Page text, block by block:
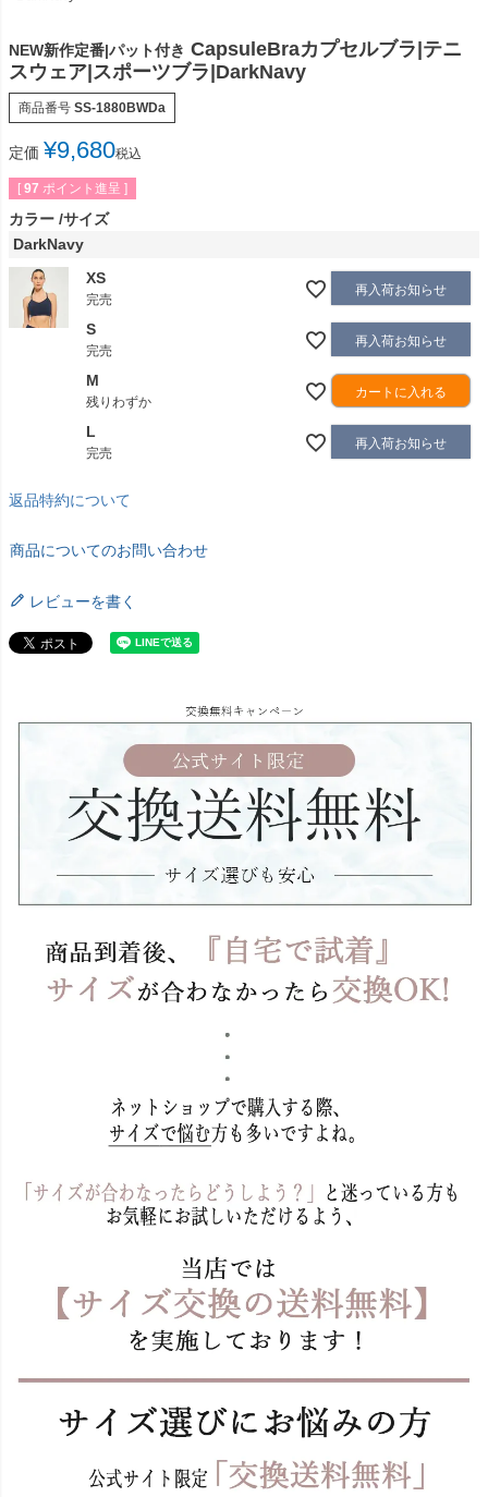
NEW新作定番|パット付き CapsuleBraカプセルブラ|テニ
スウェア|スポーツブラ|DarkNavy
商品番号 SS-1880BWDa
定価 ¥9,680税込
[ 97 ポイント進呈 ]
カラー サイズ
DarkNavy
XS
完売
再入荷お知らせ
S
完売
再入荷お知らせ
M
残りわずか
カートに入れる
L
完売
再入荷お知らせ
返品特約について
商品についてのお問い合わせ
レビューを書く